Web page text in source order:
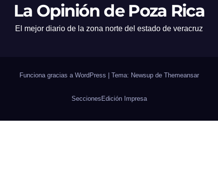
La Opinión de Poza Rica
El mejor diario de la zona norte del estado de veracruz
Funciona gracias a WordPress Tema: Newsup de Themeansar
Secciones Edición Impresa